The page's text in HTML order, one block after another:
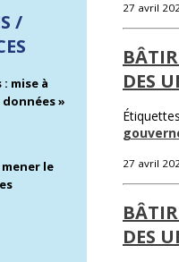
/
mise à
»
le
27 avril
DES
27 avril
DES